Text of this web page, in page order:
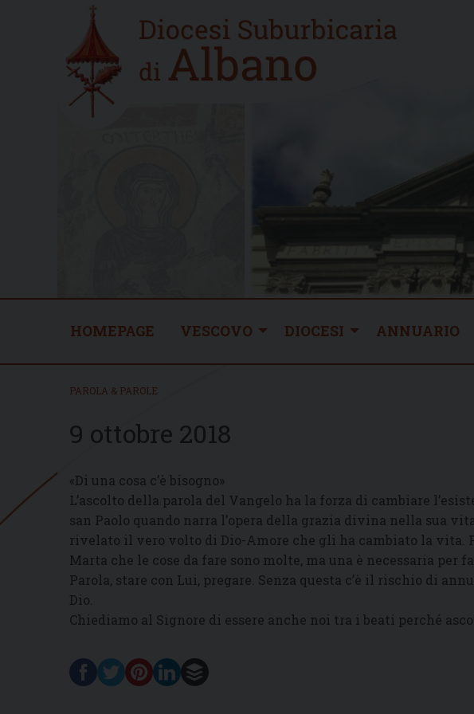
Home
new
HOMEPAGE VESCOVO DIOCESI ANNUARIO
PAROLA & PAROLE
9 ottobre 2018
«Di una cosa c’è bisogno»
L’ascolto della parola del Vangelo ha la forza di cambiare
san Paolo quando narra l’opera della grazia divina nella sua
rivelato il vero volto di Dio-Amore che gli ha cambiato la vita.
Marta che le cose da fare sono molte, ma una è necessaria per
Parola, stare con Lui, pregare. Senza questa c’è il rischio di
Dio.
Chiediamo al Signore di essere anche noi tra i beati perché